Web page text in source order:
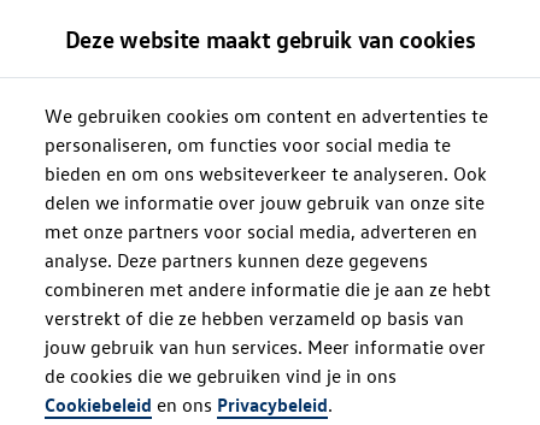
Deze website maakt gebruik van cookies
We gebruiken cookies om content en advertenties te
personaliseren, om functies voor social media te
bieden en om ons websiteverkeer te analyseren. Ook
delen we informatie over jouw gebruik van onze site
met onze partners voor social media, adverteren en
analyse. Deze partners kunnen deze gegevens
combineren met andere informatie die je aan ze hebt
verstrekt of die ze hebben verzameld op basis van
jouw gebruik van hun services. Meer informatie over
de cookies die we gebruiken vind je in ons
Cookiebeleid en ons Privacybeleid.
Oops!